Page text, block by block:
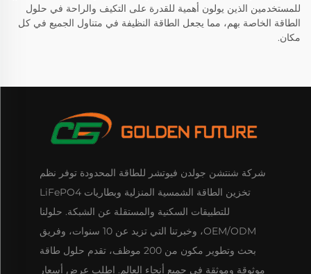
للمستخدمين الذين يولون أهمية للقدرة على التكيف والراحة في حلول
الطاقة الخاصة بهم، مما يجعل الطاقة النظيفة في متناول الجميع في كل
مكان.
شركة شنتشن جولدن فيوتشر للطاقة المحدودة توفر نظم
تخزين الطاقة الشمسية المنزلية وبطاريات LiFePO4
للتطبيقات السكنية والمستقلة عن الشبكة. حلولنا
OEM/ODM، وخبرتنا التي تزيد عن 10 سنوات، وفريق
بحث وتطوير مكون من 200 موظف، تقدم حلول طاقة
موثوقة وموثقة في جميع أنحاء العالم. اطلب عرض أسعار